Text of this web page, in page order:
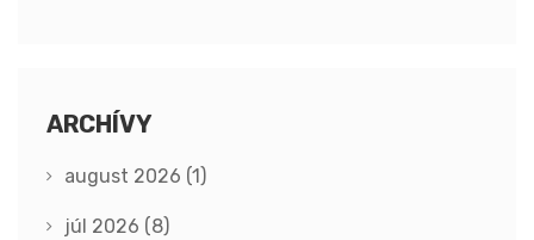
ARCHÍVY
august 2026 (1)
júl 2026 (8)